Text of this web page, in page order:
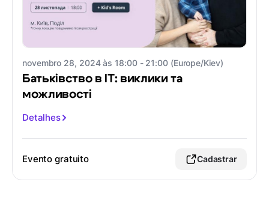
novembro 28, 2024 às 18:00 - 21:00 (Europe/Kiev)
Батьківство в ІТ: виклики та
можливості
Detalhes
Evento gratuito Cadastrar